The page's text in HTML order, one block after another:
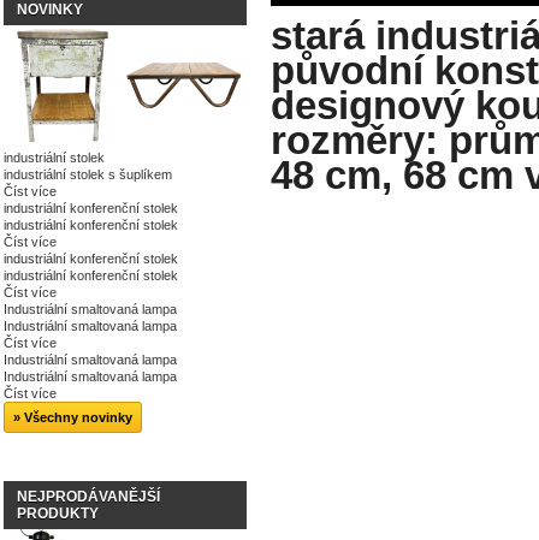
NOVINKY
industriální stolek
industriální stolek s šuplíkem
Číst více
industriální konferenční stolek
industriální konferenční stolek
Číst více
industriální konferenční stolek
industriální konferenční stolek
Číst více
Industriální smaltovaná lampa
Industriální smaltovaná lampa
Číst více
Industriální smaltovaná lampa
Industriální smaltovaná lampa
Číst více
» Všechny novinky
NEJPRODÁVANĚJŠÍ
PRODUKTY
stará
původní
designový
rozměry:
48 cm, 68 cm